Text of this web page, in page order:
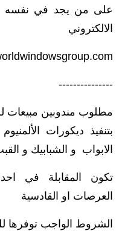
على من يجد في نفسه
الالكتروني
---------------
مطلوب مندوبين مبيعات
بتنفيذ ديكورات
الابواب و الشبابيك و
تكون المقابلة في
العرصات او القادسية
الشروط الواجب توفرها